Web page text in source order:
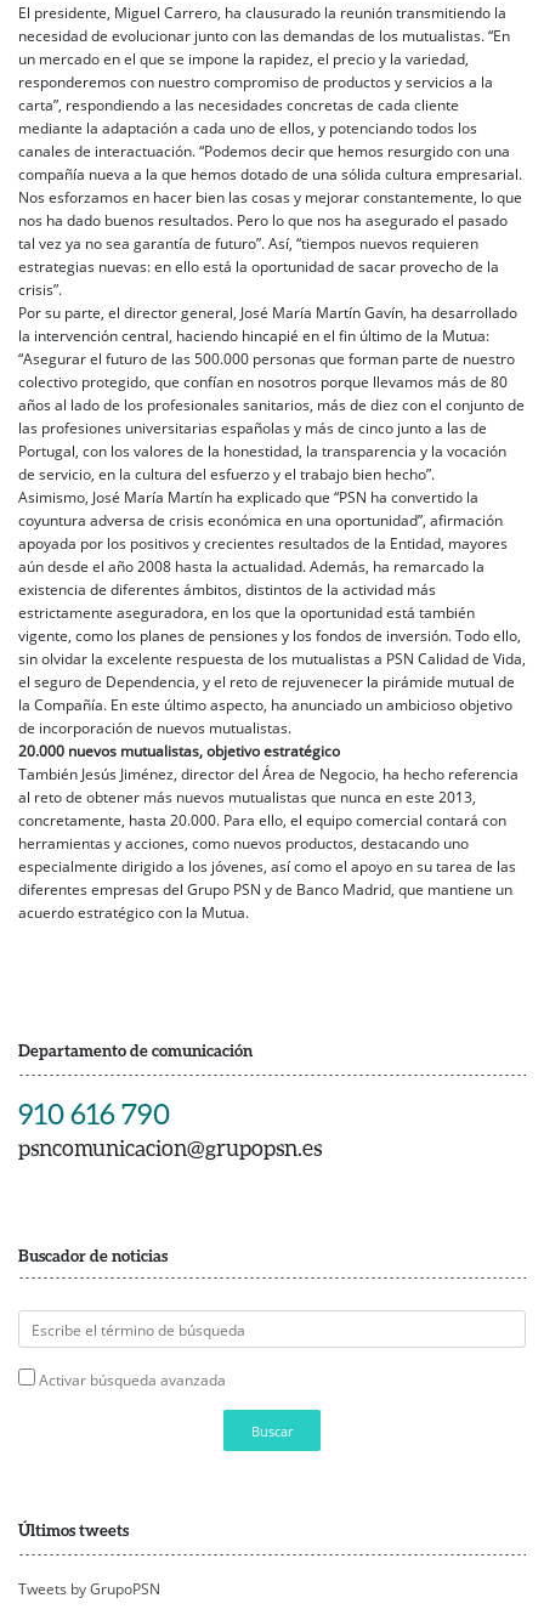
El presidente, Miguel Carrero, ha clausurado la reunión transmitiendo la
necesidad de evolucionar junto con las demandas de los mutualistas. “En
un mercado en el que se impone la rapidez, el precio y la variedad,
responderemos con nuestro compromiso de productos y servicios a la
carta”, respondiendo a las necesidades concretas de cada cliente
mediante la adaptación a cada uno de ellos, y potenciando todos los
canales de interactuación. “Podemos decir que hemos resurgido con una
compañía nueva a la que hemos dotado de una sólida cultura empresarial.
Nos esforzamos en hacer bien las cosas y mejorar constantemente, lo que
nos ha dado buenos resultados. Pero lo que nos ha asegurado el pasado
tal vez ya no sea garantía de futuro”. Así, “tiempos nuevos requieren
estrategias nuevas: en ello está la oportunidad de sacar provecho de la
crisis”.
Por su parte, el director general, José María Martín Gavín, ha desarrollado
la intervención central, haciendo hincapié en el fin último de la Mutua:
“Asegurar el futuro de las 500.000 personas que forman parte de nuestro
colectivo protegido, que confían en nosotros porque llevamos más de 80
años al lado de los profesionales sanitarios, más de diez con el conjunto de
las profesiones universitarias españolas y más de cinco junto a las de
Portugal, con los valores de la honestidad, la transparencia y la vocación
de servicio, en la cultura del esfuerzo y el trabajo bien hecho”.
Asimismo, José María Martín ha explicado que “PSN ha convertido la
coyuntura adversa de crisis económica en una oportunidad”, afirmación
apoyada por los positivos y crecientes resultados de la Entidad, mayores
aún desde el año 2008 hasta la actualidad. Además, ha remarcado la
existencia de diferentes ámbitos, distintos de la actividad más
estrictamente aseguradora, en los que la oportunidad está también
vigente, como los planes de pensiones y los fondos de inversión. Todo ello,
sin olvidar la excelente respuesta de los mutualistas a PSN Calidad de Vida,
el seguro de Dependencia, y el reto de rejuvenecer la pirámide mutual de
la Compañía. En este último aspecto, ha anunciado un ambicioso objetivo
de incorporación de nuevos mutualistas.
20.000 nuevos mutualistas, objetivo estratégico
También Jesús Jiménez, director del Área de Negocio, ha hecho referencia
al reto de obtener más nuevos mutualistas que nunca en este 2013,
concretamente, hasta 20.000. Para ello, el equipo comercial contará con
herramientas y acciones, como nuevos productos, destacando uno
especialmente dirigido a los jóvenes, así como el apoyo en su tarea de las
diferentes empresas del Grupo PSN y de Banco Madrid, que mantiene un
acuerdo estratégico con la Mutua.
Departamento de comunicación
910 616 790
psncomunicacion@grupopsn.es
Buscador de noticias
Activar búsqueda avanzada
Buscar
Últimos tweets
Tweets by GrupoPSN